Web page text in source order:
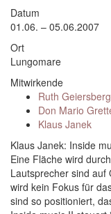
Datum
01.06. – 05.06.2007
Ort
Lungomare
Mitwirkende
Ruth
Don Mario
Klaus Janek
Klaus Janek: Inside
Eine Fläche wird
Lautsprecher sind auf
wird kein Fokus für
sind so positioniert,